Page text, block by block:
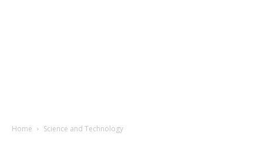
Home Science and Technology